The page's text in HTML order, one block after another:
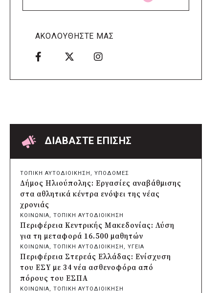
αναβάθμισης στα σχολεία πριν τον
πριν από 8 ώρες
διάκριση στα Diversity, Equity & Inclusion
Awards 2026
δολιοφθορά σε δύο ξεραμένα δέντρα στην
οδό Βενιζέλου
πριν από 9 ώρες
Χαρδαλιάς: Ψηφιακό Παρατηρητήριο για
την παρακολούθηση των 352 έργων της
Αττικής
πριν από 9 ώρες
Δήμος Ηρακλείου Αττικής: Συμβάσεις
645.000 ευρώ για τη φροντίδα των
αδέσποτων ζώων
πριν από μία μέρα
Περιφέρεια Θεσσαλίας: Νέος
ιατροτεχνολογικός εξοπλισμός και
αναβάθμιση του ΚΕΦΙΑΠ Καρδίτσας
πριν από μία μέρα
ΑΚΟΛΟΥΘΗΣΤΕ ΜΑΣ
ΔΙΑΒΑΣΤΕ ΕΠΙΣΗΣ
ΤΟΠΙΚΗ ΑΥΤΟΔΙΟΙΚΗΣΗ , ΥΠΟΔΟΜΕΣ
Δήμος Ηλιούπολης: Εργασίες αναβάθμισης
στα αθλητικά κέντρα ενόψει της νέας
χρονιάς
ΚΟΙΝΩΝΙΑ, ΤΟΠΙΚΗ ΑΥΤΟΔΙΟΙΚΗΣΗ
Περιφέρεια Κεντρικής Μακεδονίας: Λύση
για τη μεταφορά 16.500 μαθητών
ΚΟΙΝΩΝΙΑ, ΤΟΠΙΚΗ ΑΥΤΟΔΙΟΙΚΗΣΗ , ΥΓΕΙΑ
Περιφέρεια Στερεάς Ελλάδας: Ενίσχυση
του ΕΣΥ με 34 νέα ασθενοφόρα από
πόρους του ΕΣΠΑ
ΚΟΙΝΩΝΙΑ, ΤΟΠΙΚΗ ΑΥΤΟΔΙΟΙΚΗΣΗ